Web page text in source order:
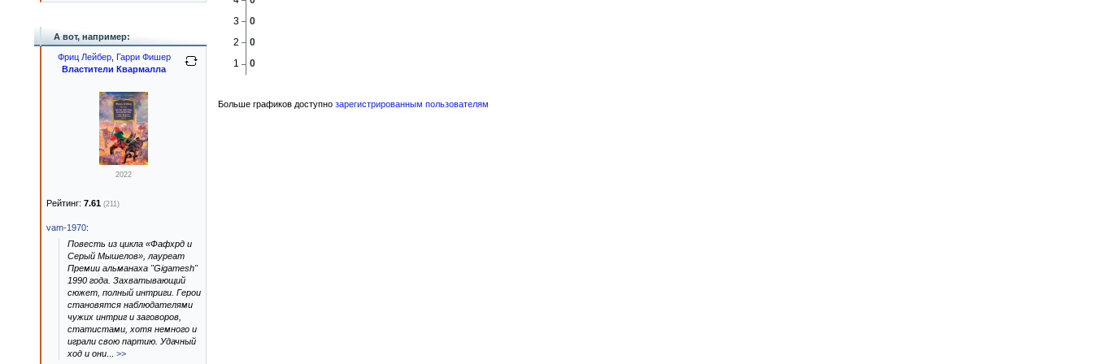
Больше графиков доступно зарегистрированным пользователям
А вот, например:
Фриц Лейбер, Гарри Фишер
Властители Квармалла
2022
Рейтинг: 7.61 (211)
vam-1970:
Повесть из цикла «Фафхрд и
Серый Мышелов», лауреат
Премии альманаха "Gigamesh"
1990 года. Захватывающий
сюжет, полный интриги. Герои
становятся наблюдателями
чужих интриг и заговоров,
статистами, хотя немного и
играли свою партию. Удачный
ход и они
>>